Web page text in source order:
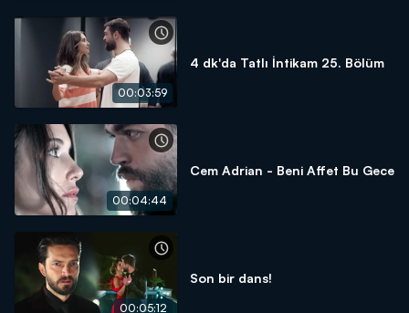
00:03:59
4 dk'da Tatlı İntikam 25. Bölüm
00:04:44
Cem Adrian - Beni Affet Bu Gece
00:05:12
Son bir dans!